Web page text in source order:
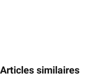
Articles similaires